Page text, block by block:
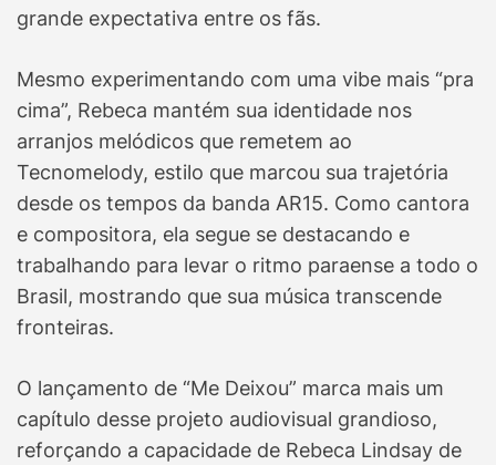
grande expectativa entre os fãs.
Mesmo experimentando com uma vibe mais “pra
cima”, Rebeca mantém sua identidade nos
arranjos melódicos que remetem ao
Tecnomelody, estilo que marcou sua trajetória
desde os tempos da banda AR15. Como cantora
e compositora, ela segue se destacando e
trabalhando para levar o ritmo paraense a todo o
Brasil, mostrando que sua música transcende
fronteiras.
O lançamento de “Me Deixou” marca mais um
capítulo desse projeto audiovisual grandioso,
reforçando a capacidade de Rebeca Lindsay de